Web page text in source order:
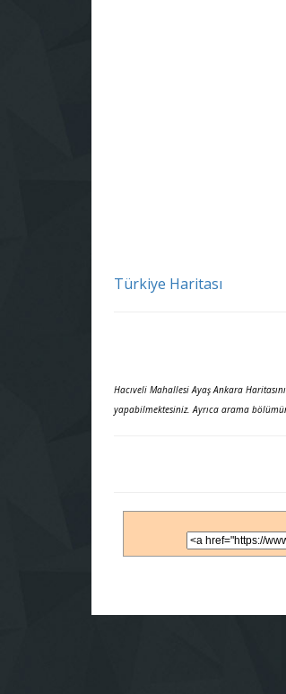
Türkiye Haritası
Hacıveli Mahallesi Ayaş Ankara
yapabilmektesiniz. Ayrıca arama